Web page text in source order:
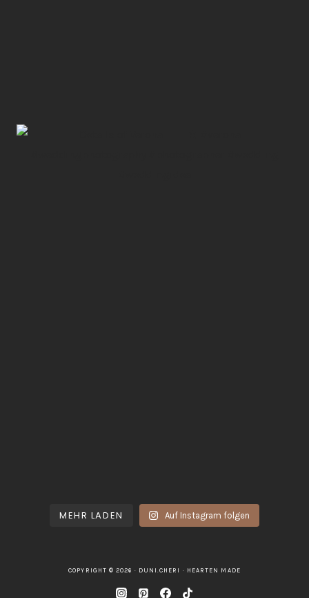
MEHR LADEN Auf Instagram folgen
COPYRIGHT © 2026 · DUNI.CHERI · HEARTEN MADE